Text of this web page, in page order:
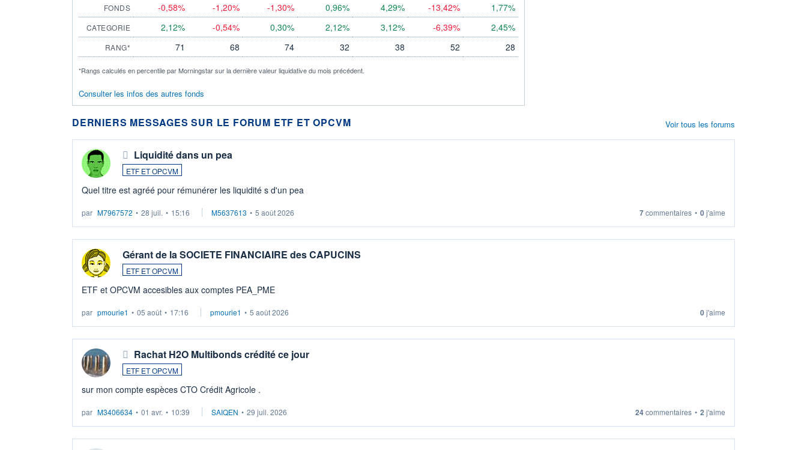
FONDS
-0,58% -1,20% -1,30% 0,96% 4,29% -13,42% 1,77%
CATEGORIE 2,12% -0,54% 0,30% 2,12% 3,12% -6,39% 2,45%
RANG* 71 68 74 32 38 52 28
*Rangs calculés en percentile par Morningstar sur la dernière valeur liquidative du mois précédent.
Consulter les infos des autres fonds
DERNIERS MESSAGES SUR LE FORUM ETF ET OPCVM
Liquidité dans un pea
ETF ET OPCVM
Quel titre est agréé pour rémunérer les liquidité s d'un pea
par M7967572 • 28 juil. • 15:16 M5637613 • 5 août 2026 7commentaires • 0j'aime
Gérant de la SOCIETE FINANCIAIRE des CAPUCINS
ETF ET OPCVM
ETF et OPCVM accesibles aux comptes PEA_PME
par pmourie1 • 05 août • 17:16 pmourie1 • 5 août 2026 0j'aime
Rachat H2O Multibonds crédité ce jour
ETF ET OPCVM
sur mon compte espèces CTO Crédit Agricole .
par M3406634 • 01 avr. • 10:39 SAIQEN • 29 juil. 2026 24commentaires • 2 j'aime
Voir tous les forums